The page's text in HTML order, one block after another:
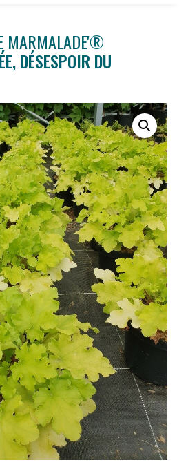
MARMALADE'®
DÉSESPOIR DU